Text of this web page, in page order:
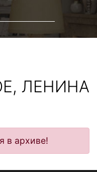
ЛЕНИНА
в архиве!